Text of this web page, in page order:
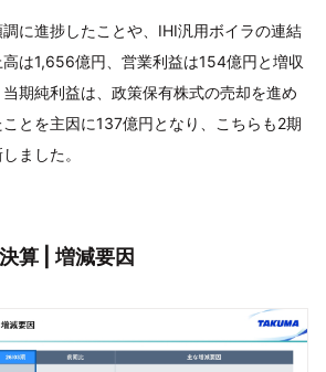
に進捗したことや、IHI汎用ボイラの連結
は1,656億円、営業利益は154億円と増収
期純利益は、政策保有株式の売却を進め
とを主因に137億円となり、こちらも2期
ました。
算 | 増減要因